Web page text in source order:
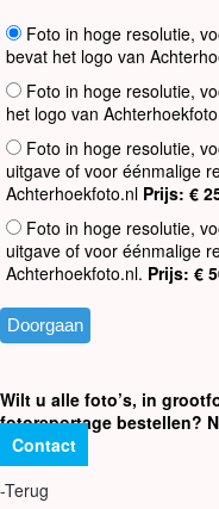
Foto in hoge resolutie,
bevat het logo van
Foto in hoge resolutie,
het logo van
Foto in hoge resolutie,
uitgave of voor éénmalige
Achterhoekfoto.nl Prijs: €
Foto in hoge resolutie,
uitgave of voor éénmalige
Achterhoekfoto.nl. Prijs: €
Wilt u alle foto’s, in
fotoreportage bestellen?
Contact
-Terug